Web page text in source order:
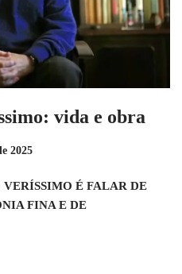
vida e obra
2025
É FALAR DE
FINA E DE